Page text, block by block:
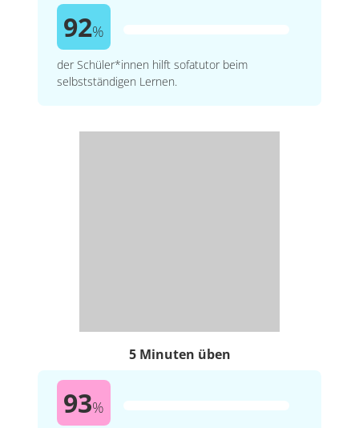
92%
der Schüler*innen hilft sofatutor beim
selbstständigen Lernen.
5 Minuten üben
93%